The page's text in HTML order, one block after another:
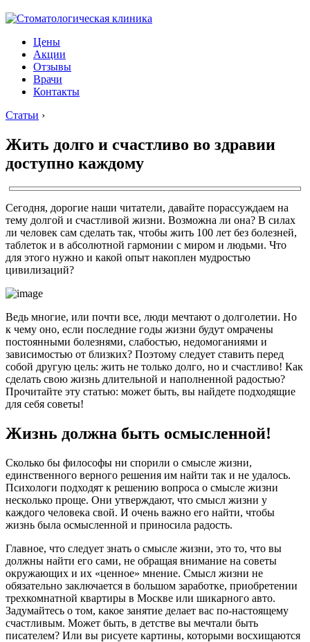
Цены
Акции
Отзывы
Врачи
Контакты
Статьи ›
Жить долго и счастливо во здравии
доступно каждому
Сегодня, дорогие наши читатели, давайте порассуждаем на
тему долгой и счастливой жизни. Возможна ли она? В силах
ли человек сам сделать так, чтобы жить 100 лет без болезней,
таблеток и в абсолютной гармонии с миром и людьми. Что
для этого нужно и какой опыт накоплен мудростью
цивилизаций?
Ведь многие, или почти все, люди мечтают о долголетии. Но
к чему оно, если последние годы жизни будут омрачены
постоянными болезнями, слабостью, недомоганиями и
зависимостью от близких? Поэтому следует ставить перед
собой другую цель: жить не только долго, но и счастливо! Как
сделать свою жизнь длительной и наполненной радостью?
Прочитайте эту статью: может быть, вы найдете подходящие
для себя советы!
Жизнь должна быть осмысленной!
Сколько бы философы ни спорили о смысле жизни,
единственного верного решения им найти так и не удалось.
Психологи подходят к решению вопроса о смысле жизни
несколько проще. Они утверждают, что смысл жизни у
каждого человека свой. И очень важно его найти, чтобы
жизнь была осмысленной и приносила радость.
Главное, что следует знать о смысле жизни, это то, что вы
должны найти его сами, не обращая внимание на советы
окружающих и их «ценное» мнение. Смысл жизни не
обязательно заключается в большом заработке, приобретении
трехкомнатной квартиры в Москве или шикарного авто.
Задумайтесь о том, какое занятие делает вас по-настоящему
счастливым. Может быть, в детстве вы мечтали быть
писателем? Или вы рисуете картины, которыми восхищаются